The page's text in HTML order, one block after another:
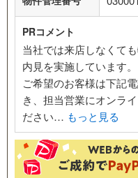
PRコメント
当社では来店しなくて
内見を実施しています。
ご希望のお客様は下記
き、担当営業にオンラ
ださい… もっと見る